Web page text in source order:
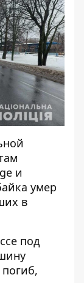
и
умер
в
под